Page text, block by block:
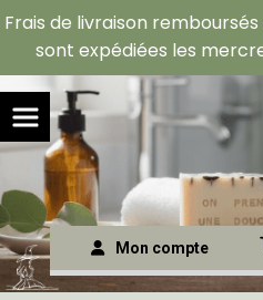
Frais de livraison
sont expédiées les
Mon compte